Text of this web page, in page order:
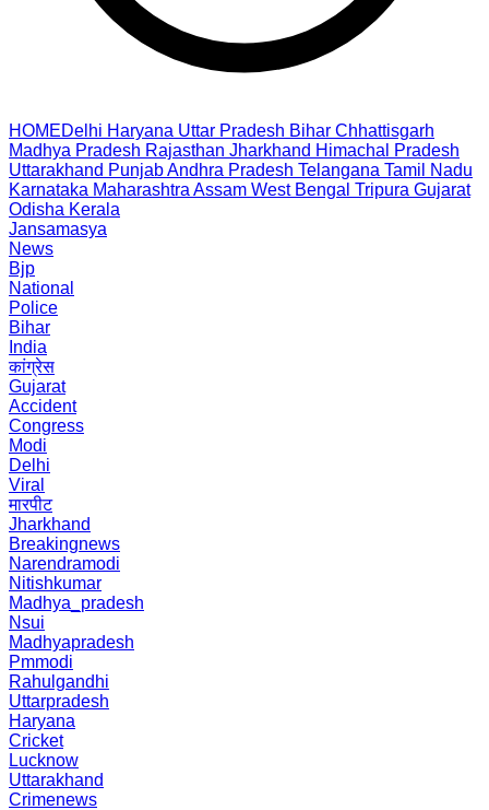
HOMEDelhi Haryana Uttar Pradesh Bihar Chhattisgarh
Madhya Pradesh Rajasthan Jharkhand Himachal Pradesh
Uttarakhand PunjabAndhra Pradesh Telangana Tamil Nadu
Karnataka Maharashtra Assam West Bengal Tripura Gujarat
Odisha Kerala
Jansamasya
News
Bjp
National
Police
Bihar
India
कांग्रेस
Gujarat
Accident
Congress
Modi
Delhi
Viral
मारपीट
Jharkhand
Breakingnews
Narendramodi
Nitishkumar
Madhya_pradesh
Nsui
Madhyapradesh
Pmmodi
Rahulgandhi
Uttarpradesh
Haryana
Cricket
Lucknow
Uttarakhand
Crimenews